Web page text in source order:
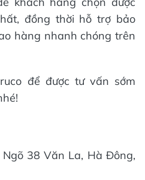
đồng thời hỗ trợ bảo
hàng nhanh chóng trên
để được tư vấn sớm
38 Văn La, Hà Đông,